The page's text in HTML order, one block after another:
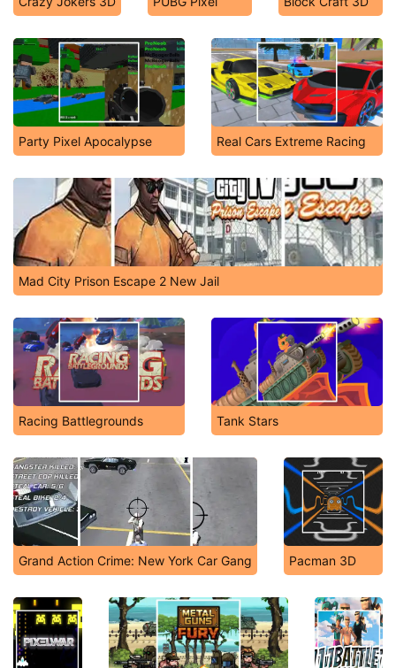
Party Pixel Apocalypse Real Cars Extreme Racing
Mad City Prison Escape 2 New Jail
Racing Battlegrounds Tank Stars
Grand Action Crime: New York Car Gang Pacman 3D